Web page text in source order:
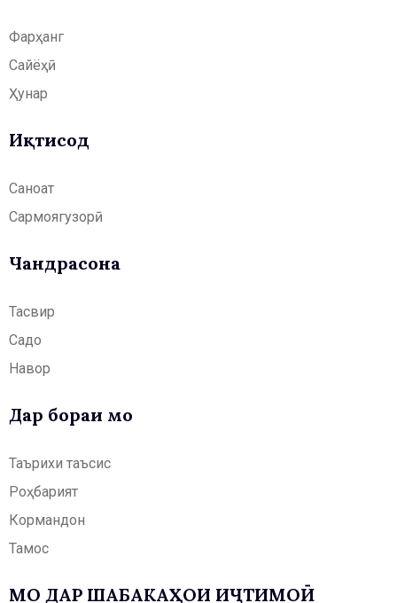
Фарҳанг
Сайёҳӣ
Ҳунар
Иқтисод
Саноат
Сармоягузорӣ
Чандрасонаӣ
Тасвир
Садо
Навор
Дар бораи мо
Таърихи таъсис
Роҳбарият
Кормандон
Тамос
МО ДАР ШАБАКАҲОИ ИҶТИМОӢ